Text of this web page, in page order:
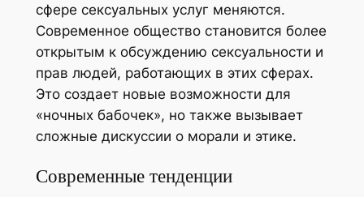
сфере сексуальных услуг меняются.
Современное общество становится более
открытым к обсуждению сексуальности и
прав людей, работающих в этих сферах.
Это создает новые возможности для
«ночных бабочек», но также вызывает
сложные дискуссии о морали и этике.
Современные тенденции